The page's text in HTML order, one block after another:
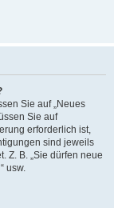
Sie auf „Neues
Sie auf
erforderlich ist,
sind jeweils
Z. B. „Sie dürfen neue
usw.